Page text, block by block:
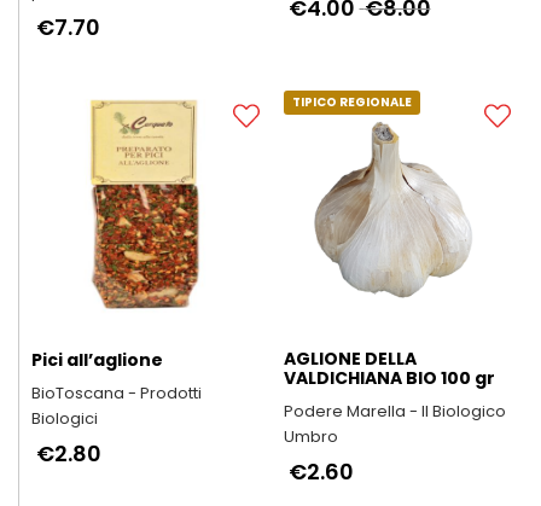
dell'Emilia-Romagna
€7.70
€8.00
€4.00
Pici all’aglione
BioToscana - Prodotti
Biologici
€2.80
TIPICO REGIONALE
AGLIONE DELLA
VALDICHIANA BIO 100 gr
Podere Marella - Il Biologico
Umbro
€2.60